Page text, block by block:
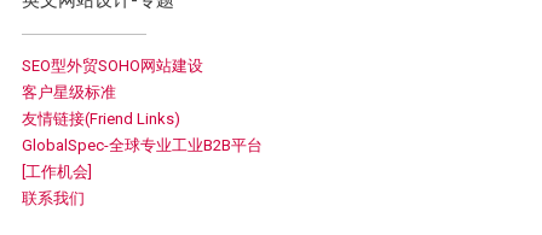
SEO型外贸SOHO网站建设
客户星级标准
友情链接(Friend Links)
GlobalSpec-全球专业工业B2B平台
[工作机会]
联系我们